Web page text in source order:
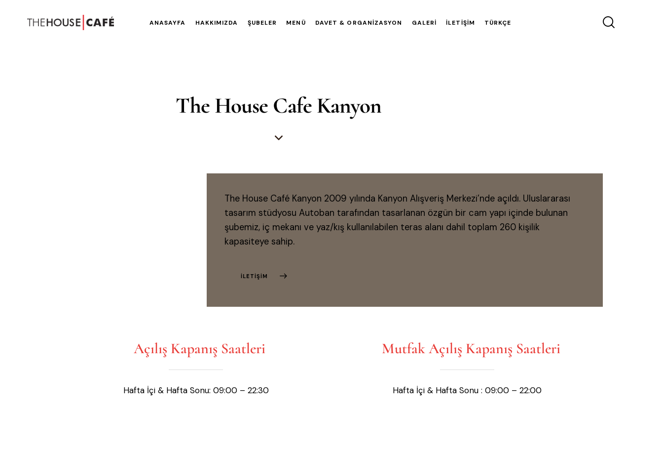
ANASAYFA HAKKIMIZDA ŞUBELER MENÜ DAVET & ORGANIZASYON GALERI İLETIŞIM TÜRKÇE
The House Cafe Kanyon
The House Café Kanyon 2009 yılında Kanyon Alışveriş Merkezi’nde açıldı. Uluslararası
tasarım stüdyosu Autoban tarafından tasarlanan özgün bir cam yapı içinde bulunan
şubemiz, iç mekanı ve yaz/kış kullanılabilen teras alanı dahil toplam 260 kişilik
kapasiteye sahip.
İLETIŞIM
Açılış Kapanış Saatleri
Hafta İçi & Hafta Sonu: 09:00 – 22:30
Mutfak Açılış Kapanış Saatleri
Hafta İçi & Hafta Sonu : 09:00 – 22:00